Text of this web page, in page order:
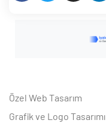
Özel Web Tasarım
Grafik ve Logo Tasarımı